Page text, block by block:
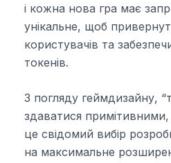
і кожна нова гра має
унікальне, щоб
користувачів та
токенів.
З погляду геймдизайну,
здаватися примітивними,
це свідомий вибір
на максимальне